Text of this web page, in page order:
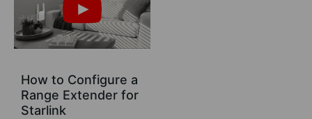
How to Configure a
Range Extender for
Starlink